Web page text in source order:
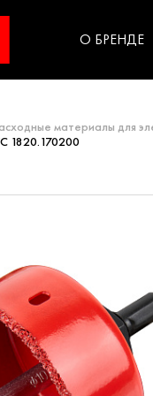
О БРЕНДЕ
материалы для
1820.170200